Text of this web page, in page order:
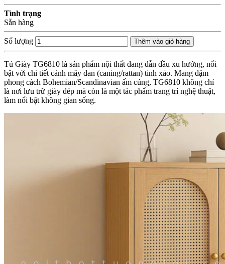
Tình trạng
Sẵn hàng
Số lượng Thêm vào giỏ hàng
Tủ Giày TG6810 là sản phẩm nội thất đang dẫn đầu xu hướng, nổi
bật với chi tiết cánh mây đan (caning/rattan) tinh xảo. Mang đậm
phong cách Bohemian/Scandinavian ấm cúng, TG6810 không chỉ
là nơi lưu trữ giày dép mà còn là một tác phẩm trang trí nghệ thuật,
làm nổi bật không gian sống.